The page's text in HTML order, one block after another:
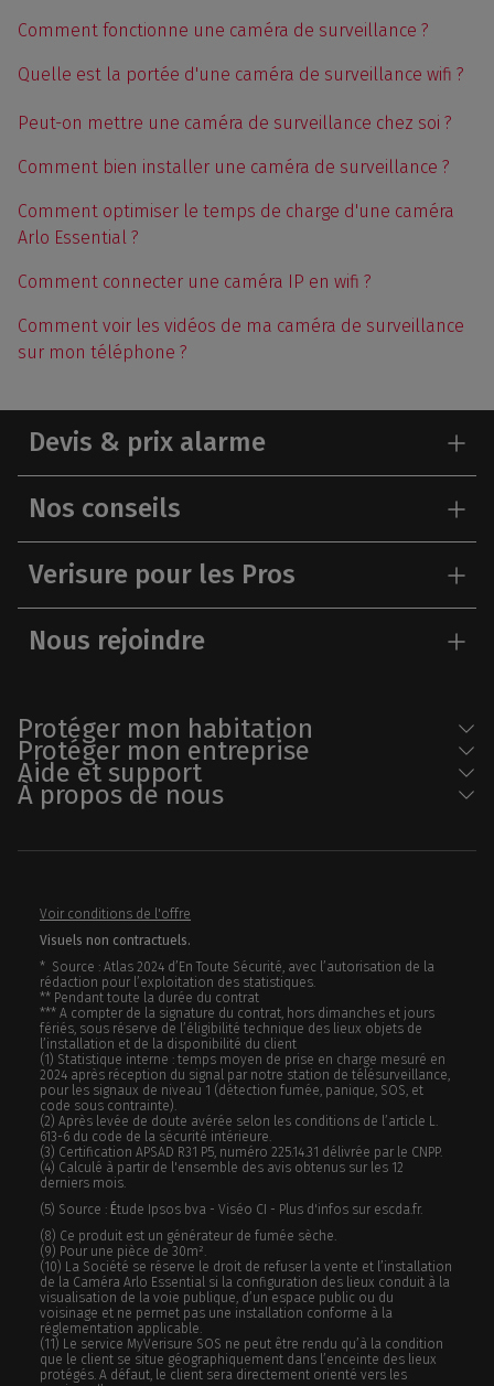
Comment fonctionne une caméra de surveillance ?
Quelle est la portée d'une caméra de surveillance wifi ?
Peut-on mettre une caméra de surveillance chez soi ?
Comment bien installer une caméra de surveillance ?
Comment optimiser le temps de charge d'une caméra
Arlo Essential ?
Comment connecter une caméra IP en wifi ?
Comment voir les vidéos de ma caméra de surveillance
sur mon téléphone ?
Devis & prix alarme
Nos conseils
Verisure pour les Pros
Nous rejoindre
Protéger mon habitation
Protéger mon entreprise
Aide et support
À propos de nous
Voir conditions de l'offre
Visuels non contractuels.
* Source : Atlas 2024 d’En Toute Sécurité, avec l’autorisation de la
rédaction pour l’exploitation des statistiques.
** Pendant toute la durée du contrat
*** A compter de la signature du contrat, hors dimanches et jours
fériés, sous réserve de l’éligibilité technique des lieux objets de
l’installation et de la disponibilité du client
(1) Statistique interne : temps moyen de prise en charge mesuré en
2024 après réception du signal par notre station de télésurveillance,
pour les signaux de niveau 1 (détection fumée, panique, SOS, et
code sous contrainte).
(2) Après levée de doute avérée selon les conditions de l’article L.
613-6 du code de la sécurité intérieure.
(3) Certification APSAD R31 P5, numéro 225.14.31 délivrée par le CNPP.
(4) Calculé à partir de l'ensemble des avis obtenus sur les 12
derniers mois.
(5) Source : Étude Ipsos bva - Viséo CI - Plus d'infos sur escda.fr.
(8) Ce produit est un générateur de fumée sèche.
(9) Pour une pièce de 30m².
(10) La Société se réserve le droit de refuser la vente et l’installation
de la Caméra Arlo Essential si la configuration des lieux conduit à la
visualisation de la voie publique, d’un espace public ou du
voisinage et ne permet pas une installation conforme à la
réglementation applicable.
(11) Le service MyVerisure SOS ne peut être rendu qu’à la condition
que le client se situe géographiquement dans l’enceinte des lieux
protégés. A défaut, le client sera directement orienté vers les